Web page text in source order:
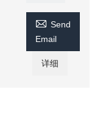
 Send
Email
详细